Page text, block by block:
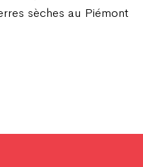
sèches au Piémont